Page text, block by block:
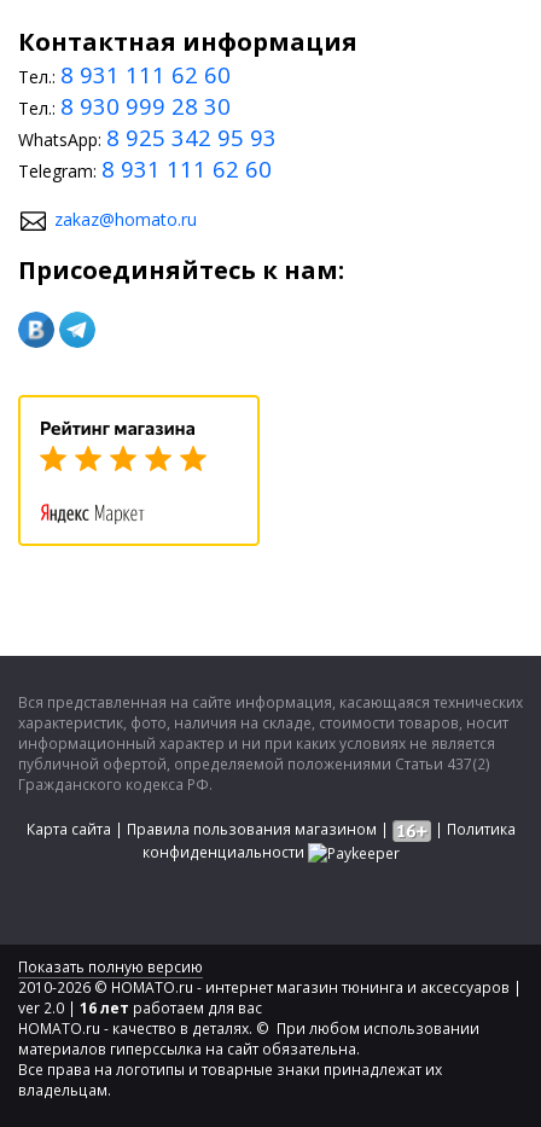
Контактная информация
Тел.: 8 931 111 62 60
Тел.: 8 930 999 28 30
WhatsApp: 8 925 342 95 93
Telegram: 8 931 111 62 60
zakaz@homato.ru
Присоединяйтесь к нам:
Вся представленная на сайте информация, касающаяся технических
характеристик, фото, наличия на складе, стоимости товаров, носит
информационный характер и ни при каких условиях не является
публичной офертой, определяемой положениями Статьи 437(2)
Гражданского кодекса РФ.
Карта сайта | Правила пользования магазином | | Политика
конфиденциальности
Показать полную версию
2010-2026 © HOMATO.ru - интернет магазин тюнинга и аксессуаров |
ver 2.0 | 16 лет работаем для вас
HOMATO.ru - качество в деталях. © При любом использовании
материалов гиперссылка на сайт обязательна.
Все права на логотипы и товарные знаки принадлежат их
владельцам.